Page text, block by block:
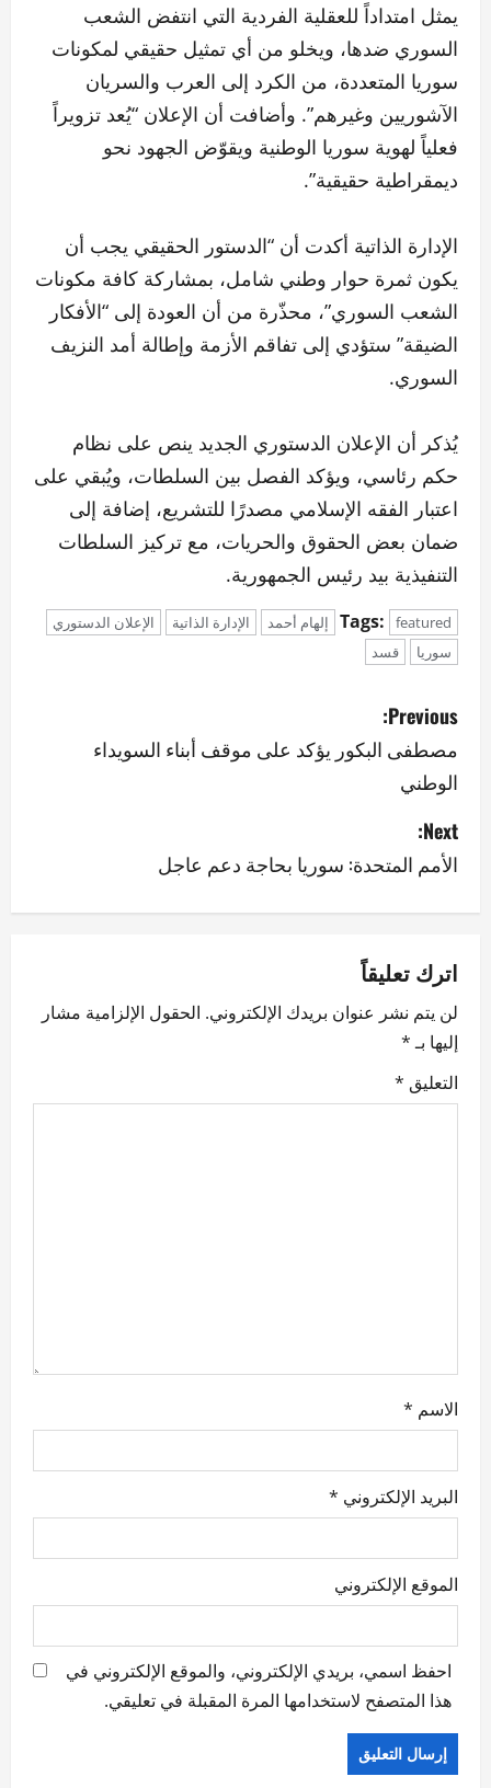
يمثل امتداداً للعقلية الفردية التي انتفض الشعب
السوري ضدها، ويخلو من أي تمثيل حقيقي لمكونات
سوريا المتعددة، من الكرد إلى العرب والسريان
الآشوريين وغيرهم”. وأضافت أن الإعلان “يُعد تزويراً
فعلياً لهوية سوريا الوطنية ويقوّض الجهود نحو
ديمقراطية حقيقية”.
الإدارة الذاتية أكدت أن “الدستور الحقيقي يجب أن
يكون ثمرة حوار وطني شامل، بمشاركة كافة مكونات
الشعب السوري”، محذّرة من أن العودة إلى “الأفكار
الضيقة” ستؤدي إلى تفاقم الأزمة وإطالة أمد النزيف
السوري.
يُذكر أن الإعلان الدستوري الجديد ينص على نظام
حكم رئاسي، ويؤكد الفصل بين السلطات، ويُبقي على
اعتبار الفقه الإسلامي مصدرًا للتشريع، إضافة إلى
ضمان بعض الحقوق والحريات، مع تركيز السلطات
التنفيذية بيد رئيس الجمهورية.
Tags: featured إلهام أحمد الإدارة الذاتية
الإعلان الدستوري
سوريا
قسد
P
o
s
t
n
v
i
g
a
Previous:
مصطفى البكور يؤكد على موقف أبناء السويداء
الوطني
Next:
الأمم المتحدة: سوريا بحاجة دعم عاجل
اترك تعليقاً
لن يتم نشر عنوان بريدك الإلكتروني. الحقول الإلزامية مشار
إليها بـ*
التعليق *
الاسم *
البريد الإلكتروني *
الموقع الإلكتروني
احفظ اسمي، بريدي الإلكتروني، والموقع الإلكتروني في
هذا المتصفح لاستخدامها المرة المقبلة في تعليقي.